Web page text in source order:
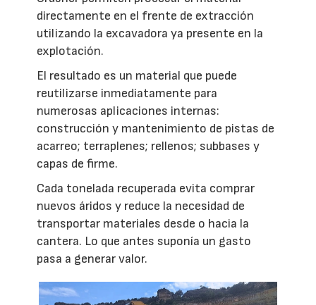
directamente en el frente de extracción
utilizando la excavadora ya presente en la
explotación.
El resultado es un material que puede
reutilizarse inmediatamente para
numerosas aplicaciones internas:
construcción y mantenimiento de pistas de
acarreo; terraplenes; rellenos; subbases y
capas de firme.
Cada tonelada recuperada evita comprar
nuevos áridos y reduce la necesidad de
transportar materiales desde o hacia la
cantera. Lo que antes suponía un gasto
pasa a generar valor.